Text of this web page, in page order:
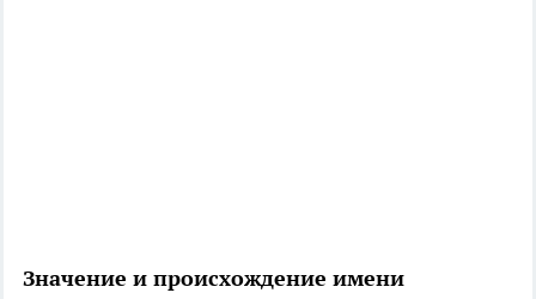
Значение и происхождение имени